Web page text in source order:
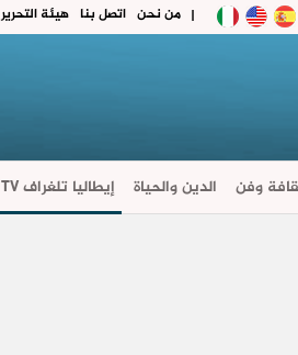
هيئة التحرير اتصل بنا من نحن |
وفن الدين والحياة إيطاليا تلغراف TV